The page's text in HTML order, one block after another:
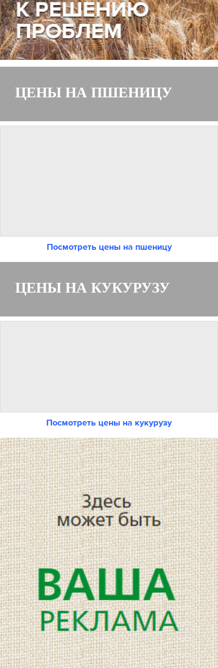
ЦЕНЫ НА ПШЕНИЦУ
Посмотреть цены на пшеницу
ЦЕНЫ НА КУКУРУЗУ
Посмотреть цены на кукурузу